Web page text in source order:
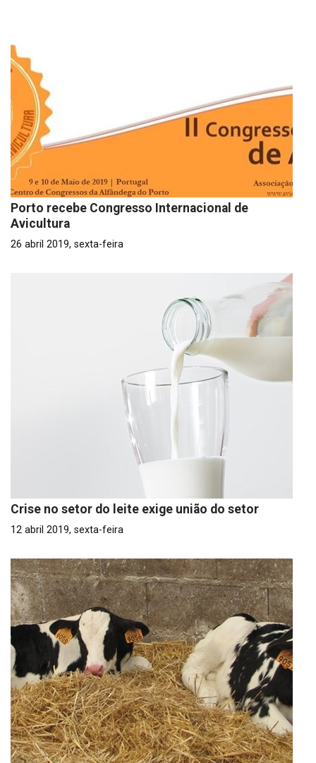
Porto recebe Congresso Internacional de
Avicultura
26 abril 2019, sexta-feira
Crise no setor do leite exige união do setor
12 abril 2019, sexta-feira